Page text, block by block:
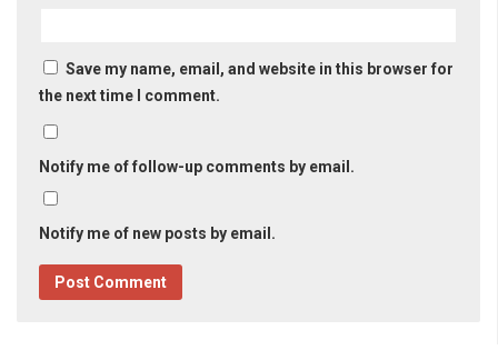
Save my name, email, and website in this browser for
the next time I comment.
Notify me of follow-up comments by email.
Notify me of new posts by email.